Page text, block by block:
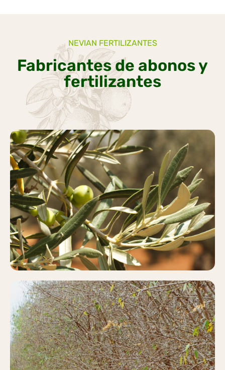
NEVIAN FERTILIZANTES
Fabricantes de abonos y
fertilizantes
OLIVAR
Más información
PISTACHO
Más información